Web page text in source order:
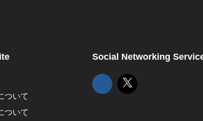
ついて
ついて
Social Networking